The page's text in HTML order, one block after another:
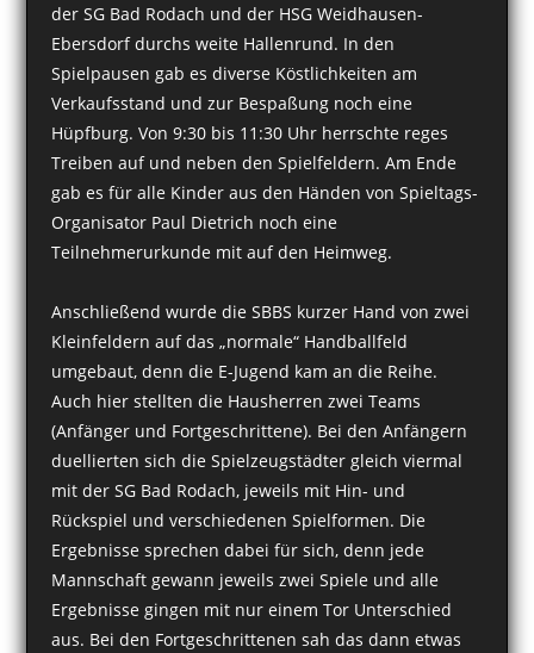
der SG Bad Rodach und der HSG Weidhausen-
Ebersdorf durchs weite Hallenrund. In den
Spielpausen gab es diverse Köstlichkeiten am
Verkaufsstand und zur Bespaßung noch eine
Hüpfburg. Von 9:30 bis 11:30 Uhr herrschte reges
Treiben auf und neben den Spielfeldern. Am Ende
gab es für alle Kinder aus den Händen von Spieltags-
Organisator Paul Dietrich noch eine
Teilnehmerurkunde mit auf den Heimweg.
Anschließend wurde die SBBS kurzer Hand von zwei
Kleinfeldern auf das „normale“ Handballfeld
umgebaut, denn die E-Jugend kam an die Reihe.
Auch hier stellten die Hausherren zwei Teams
(Anfänger und Fortgeschrittene). Bei den Anfängern
duellierten sich die Spielzeugstädter gleich viermal
mit der SG Bad Rodach, jeweils mit Hin- und
Rückspiel und verschiedenen Spielformen. Die
Ergebnisse sprechen dabei für sich, denn jede
Mannschaft gewann jeweils zwei Spiele und alle
Ergebnisse gingen mit nur einem Tor Unterschied
aus. Bei den Fortgeschrittenen sah das dann etwas